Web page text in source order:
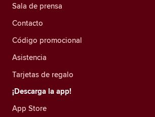
Sala de prensa
Contacto
Código promocional
Asistencia
Tarjetas de regalo
¡Descarga la app!
App Store